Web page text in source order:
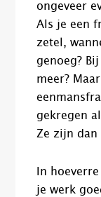
ongeveer
Als je een
zetel,
genoeg?
meer?
gekregen
Ze zijn dan
In
je werk